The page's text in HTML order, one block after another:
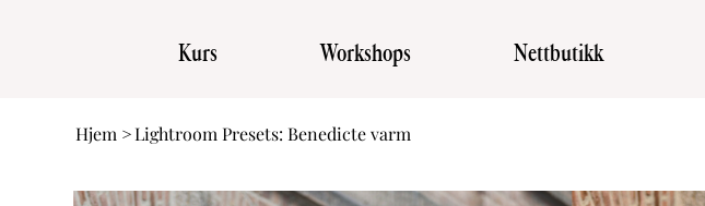
Kurs Workshops Nettbutikk
Hjem >Lightroom Presets: Benedicte varm